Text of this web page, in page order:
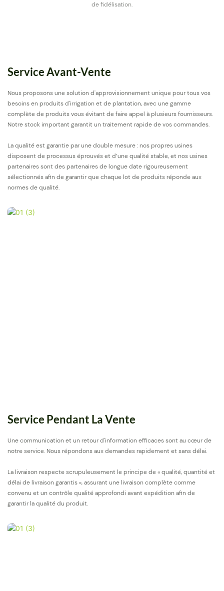
de fidélisation.
Service Avant-Vente
Nous proposons une solution d'approvisionnement unique pour tous vos
besoins en produits d'irrigation et de plantation, avec une gamme
complète de produits vous évitant de faire appel à plusieurs fournisseurs.
Notre stock important garantit un traitement rapide de vos commandes.
La qualité est garantie par une double mesure : nos propres usines
disposent de processus éprouvés et d’une qualité stable, et nos usines
partenaires sont des partenaires de longue date rigoureusement
sélectionnés afin de garantir que chaque lot de produits réponde aux
normes de qualité.
Service Pendant La Vente
Une communication et un retour d'information efficaces sont au cœur de
notre service. Nous répondons aux demandes rapidement et sans délai.
La livraison respecte scrupuleusement le principe de « qualité, quantité et
délai de livraison garantis », assurant une livraison complète comme
convenu et un contrôle qualité approfondi avant expédition afin de
garantir la qualité du produit.